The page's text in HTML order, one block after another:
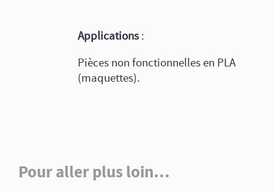
Applications :
Pièces non fonctionnelles en PLA
(maquettes).
Pour aller plus loin…